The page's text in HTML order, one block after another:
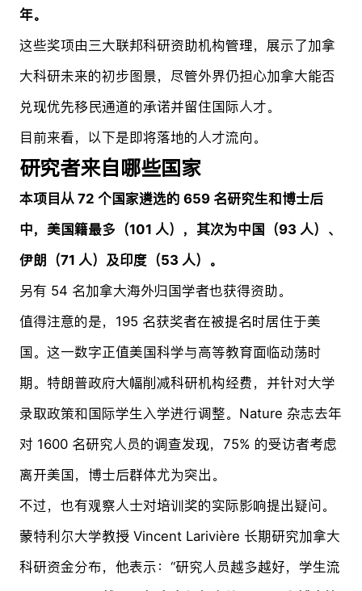
年。
这些奖项由三大联邦科研资助机构管理，展示了加拿
大科研未来的初步图景，尽管外界仍担心加拿大能否
兑现优先移民通道的承诺并留住国际人才。
目前来看，以下是即将落地的人才流向。
研究者来自哪些国家
本项目从 72 个国家遴选的 659 名研究生和博士后
中，美国籍最多（101 人），其次为中国（93 人）、
伊朗（71 人）及印度（53 人）。
另有 54 名加拿大海外归国学者也获得资助。
值得注意的是，195 名获奖者在被提名时居住于美
国。这一数字正值美国科学与高等教育面临动荡时
期。特朗普政府大幅削减科研机构经费，并针对大学
录取政策和国际学生入学进行调整。Nature 杂志去年
对 1600 名研究人员的调查发现，75% 的受访者考虑
离开美国，博士后群体尤为突出。
不过，也有观察人士对培训奖的实际影响提出疑问。
蒙特利尔大学教授 Vincent Larivière 长期研究加拿大
科研资金分布，他表示：“研究人员越多越好，学生流